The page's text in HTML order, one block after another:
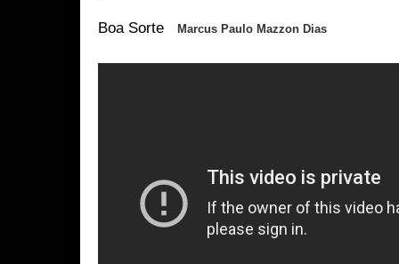
Boa Sorte Marcus Paulo Mazzon Dias